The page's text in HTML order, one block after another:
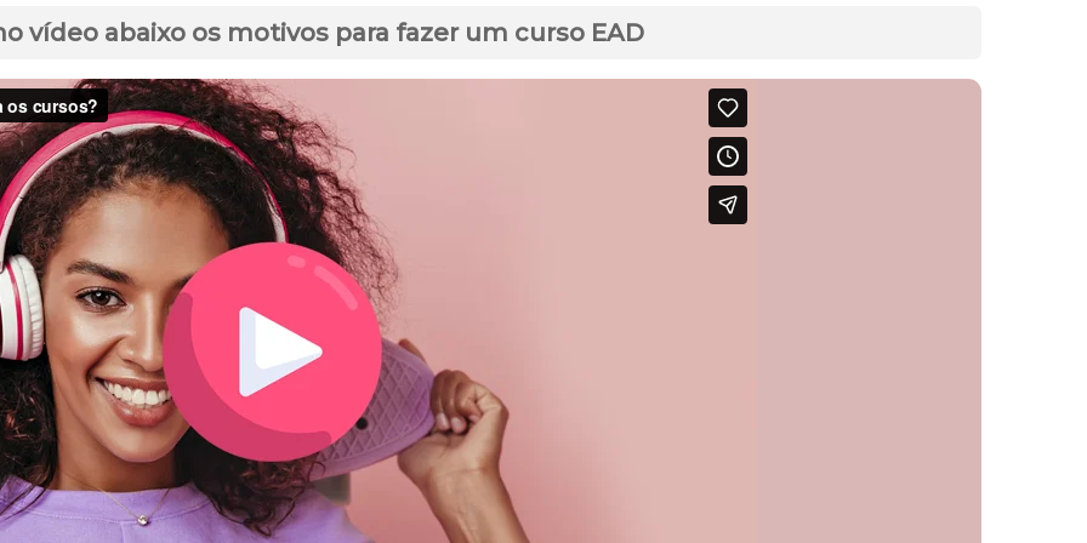
vídeo abaixo os motivos para fazer um curso EAD